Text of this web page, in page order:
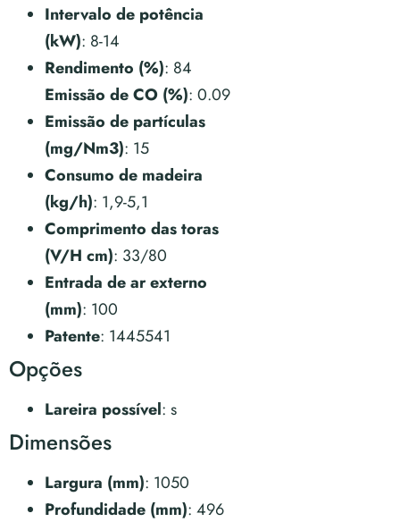
Intervalo de potência
(kW): 8-14
Rendimento (%): 84
Emissão de CO (%): 0.09
Emissão de partículas
(mg/Nm3): 15
Consumo de madeira
(kg/h): 1,9-5,1
Comprimento das toras
(V/H cm): 33/80
Entrada de ar externo
(mm): 100
Patente: 1445541
Opções
Lareira possível: s
Dimensões
Largura (mm): 1050
Profundidade (mm): 496